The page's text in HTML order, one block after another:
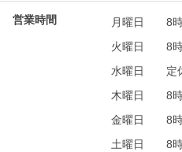
営業時間 月曜日
8
火曜日
8
水曜日
定
木曜日
8
金曜日
8
土曜日
8